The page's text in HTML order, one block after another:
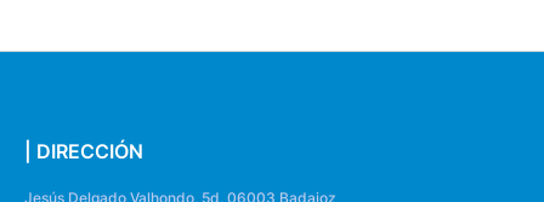
| DIRECCIÓN
Jesús Delgado Valhondo, 5d, 06003 Badajoz